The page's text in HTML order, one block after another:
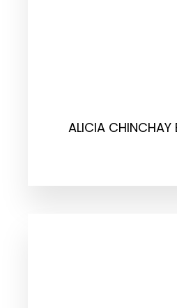
ALICIA CHINCHAY